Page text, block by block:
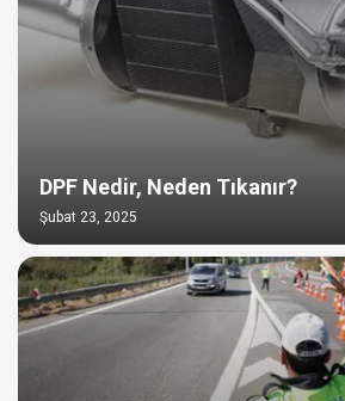
DPF Nedir, Neden Tıkanır?
Şubat 23, 2025